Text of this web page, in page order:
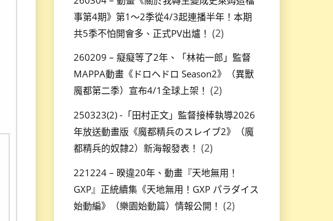
事第4期》第1～2季從4/3起連播半年！本期
共5季不怕開會多、正式PV出爐！ (2)
260209 – 癡癡等了2年、「林祐一郎」監督
MAPPA動畫《ドロヘドロ Season2》（異獸
魔都第二季）宣布4/1全球上架！ (2)
250323(2) -「田村正文」監督接棒執導2026
年放送動畫版《魔都精兵のスレイブ2》（魔
都精兵的奴隸2）新海報發表！ (2)
221224 – 暌違20年、動畫『天地無用！
GXP』正統續集《天地無用！GXP パラダイス
始動編》（樂園始動篇）情報公開！ (2)